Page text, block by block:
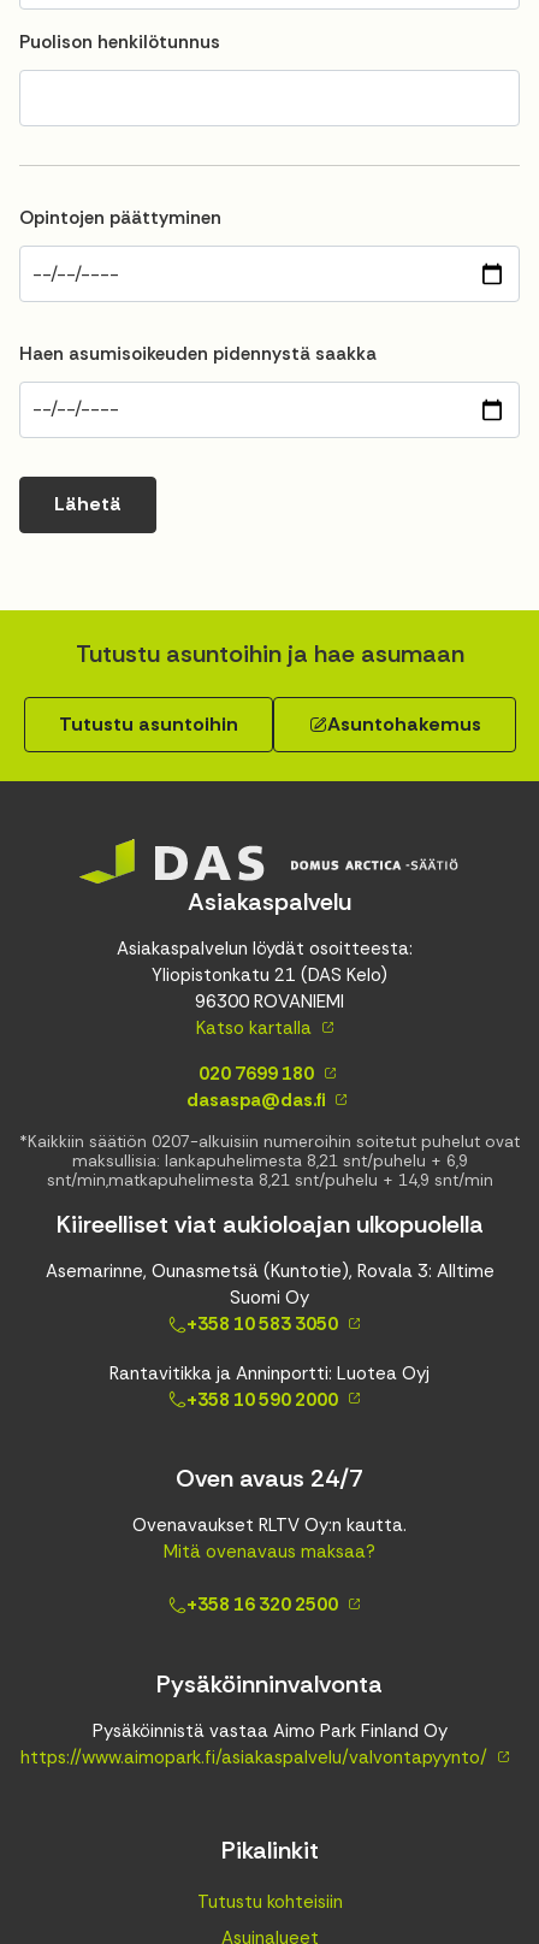
Puolison henkilötunnus
Opintojen päättyminen
Haen asumisoikeuden pidennystä saakka
Lähetä
Tutustu asuntoihin ja hae asumaan
Tutustu asuntoihin Asuntohakemus
Asiakaspalvelu
Asiakaspalvelun löydät osoitteesta:
Yliopistonkatu 21 (DAS Kelo)
96300 ROVANIEMI
Katso kartalla
020 7699 180
dasaspa@das.fi
*Kaikkiin säätiön 0207-alkuisiin numeroihin soitetut puhelut ovat
maksullisia: lankapuhelimesta 8,21 snt/puhelu + 6,9
snt/min,matkapuhelimesta 8,21 snt/puhelu + 14,9 snt/min
Kiireelliset viat aukioloajan ulkopuolella
Asemarinne, Ounasmetsä (Kuntotie), Rovala 3: Alltime
Suomi Oy
+358 10 583 3050
Rantavitikka ja Anninportti: Luotea Oyj
+358 10 590 2000
Oven avaus 24/7
Ovenavaukset RLTV Oy:n kautta.
Mitä ovenavaus maksaa?
+358 16 320 2500
Pysäköinninvalvonta
Pysäköinnistä vastaa Aimo Park Finland Oy
https://www.aimopark.fi/asiakaspalvelu/valvontapyynto/
Pikalinkit
Tutustu kohteisiin
Asuinalueet